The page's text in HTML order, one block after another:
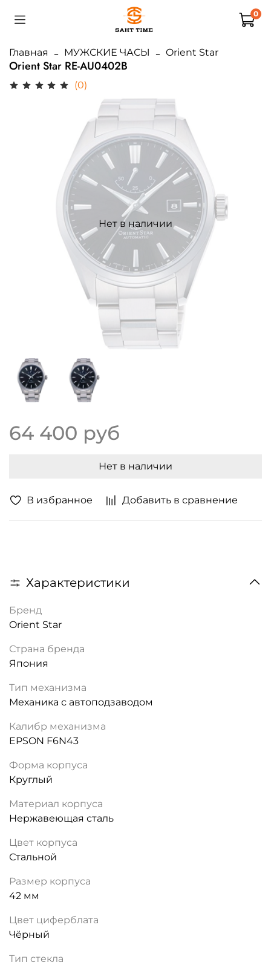
0
Главная МУЖСКИЕ ЧАСЫ Orient Star
Orient Star RE-AU0402B
(0)
В избранное Добавить в сравнение
Нет в наличии
64 400 руб
Нет в наличии
Характеристики
Бренд
Orient Star
Страна бренда
Япония
Тип механизма
Механика с автоподзаводом
Калибр механизма
EPSON F6N43
Форма корпуса
Круглый
Материал корпуса
Нержавеющая сталь
Цвет корпуса
Стальной
Размер корпуса
42 мм
Цвет циферблата
Чёрный
Тип стекла